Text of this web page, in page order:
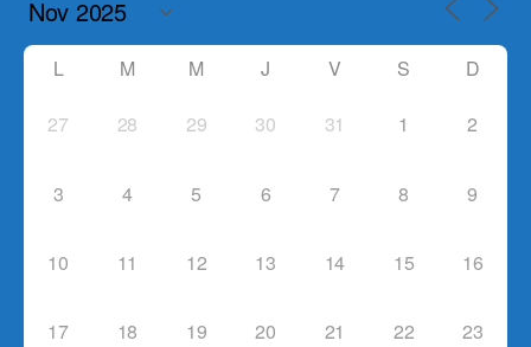
L M M J V S D
27 28 29 30 31 1 2
3 4 5 6 7 8 9
10 11 12 13 14 15 16
17 18 19 20 21 22 23